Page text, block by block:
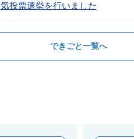
気投票選挙を行いました
できごと一覧へ